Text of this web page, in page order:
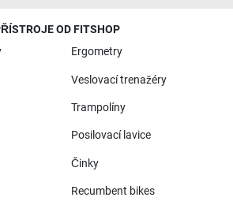
OD FITSHOP
Ergometry
Veslovací trenažéry
Trampolíny
Posilovací lavice
Činky
Recumbent bikes